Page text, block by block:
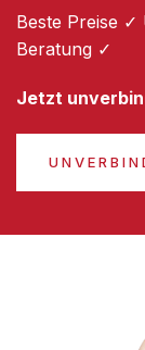
Beste Preise
Beratung ✓
Jetzt